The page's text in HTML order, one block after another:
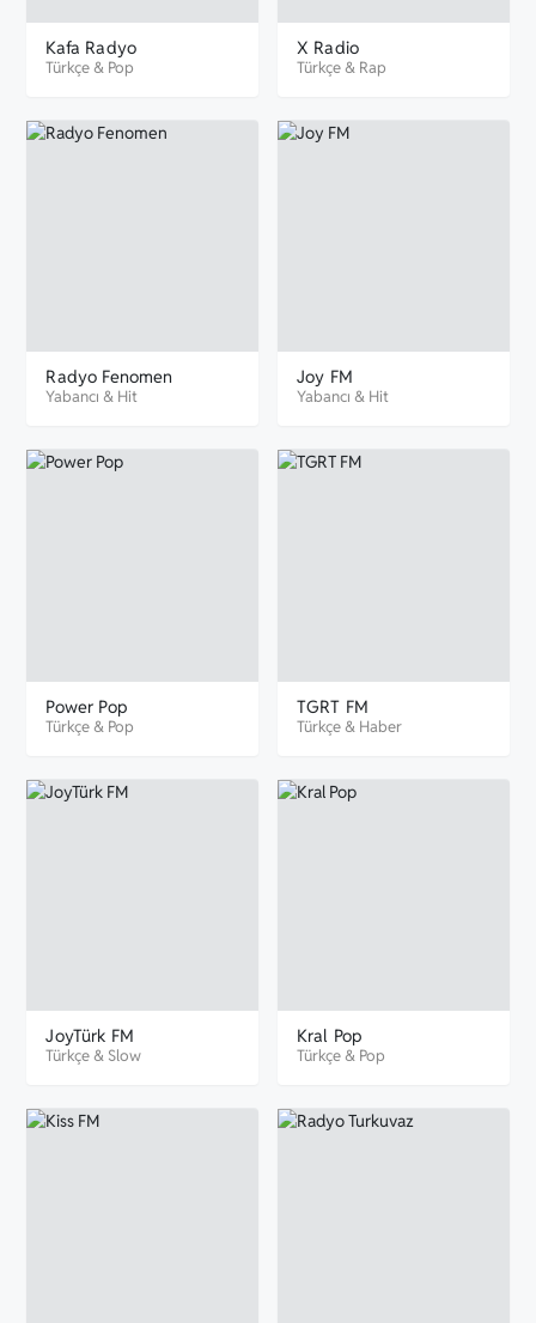
Kafa Radyo
Türkçe& Pop
X Radio
Türkçe& Rap
Radyo Fenomen
Yabancı & Hit
Joy FM
Yabancı & Hit
Power Pop
Türkçe& Pop
TGRT FM
Türkçe& Haber
JoyTürk FM
Türkçe& Slow
Kral Pop
Türkçe& Pop